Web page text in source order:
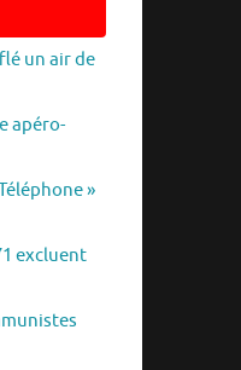
un air de
apéro-
»
excluent